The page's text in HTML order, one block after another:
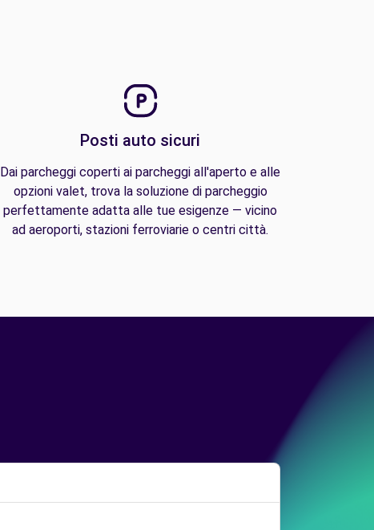
Posti auto sicuri
Dai parcheggi coperti ai parcheggi all'aperto e alle
opzioni valet, trova la soluzione di parcheggio
perfettamente adatta alle tue esigenze — vicino
ad aeroporti, stazioni ferroviarie o centri città.